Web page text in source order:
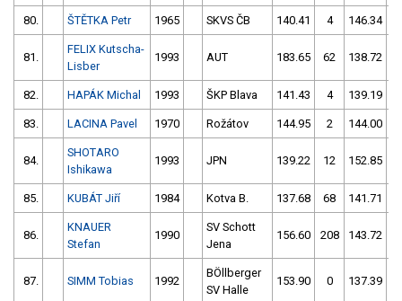
80. ŠTĚTKA Petr 1965 SKVS ČB 140.41 4 146.34
81.
FELIX Kutscha-
Lisber
1993 AUT 183.65 62 138.72
82. HAPÁK Michal 1993 ŠKP Blava 141.43 4 139.19
83. LACINA Pavel 1970 Rožátov 144.95 2 144.00
84.
SHOTARO
Ishikawa
1993 JPN 139.22 12 152.85
85. KUBÁT Jiří 1984 Kotva B. 137.68 68 141.71
86.
KNAUER
Stefan
1990
SV Schott
Jena
156.60 208 143.72
87. SIMM Tobias 1992
BÖllberger
SV Halle
153.90 0 137.39